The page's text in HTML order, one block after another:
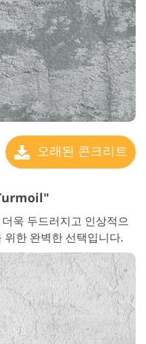
오래된 콘크리트
욱 두드러지고 인상적으
한 완벽한 선택입니다.